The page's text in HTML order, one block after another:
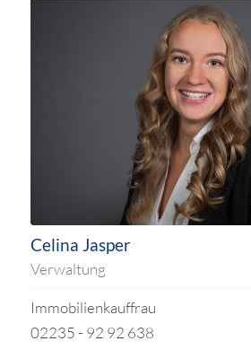
Celina Jasper
Verwaltung
Immobilienkauffrau
02235 - 92 92 638